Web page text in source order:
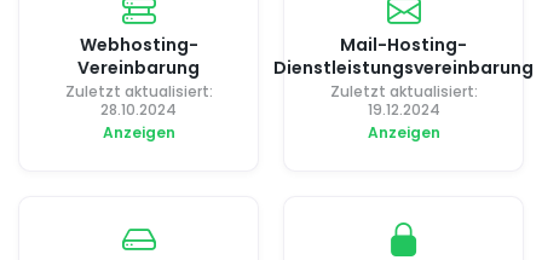
Webhosting-
Vereinbarung
Zuletzt aktualisiert:
28.10.2024
Anzeigen
Mail-Hosting-
Dienstleistungsvereinbarung
Zuletzt aktualisiert:
19.12.2024
Anzeigen